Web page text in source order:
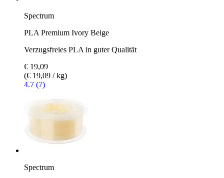
Spectrum
PLA Premium Ivory Beige
Verzugsfreies PLA in guter Qualität
€ 19,09
(€ 19,09 / kg)
4.7 (7)
Spectrum